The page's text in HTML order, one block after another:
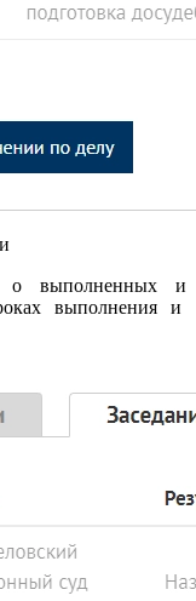
о выполненных и
выполнения и